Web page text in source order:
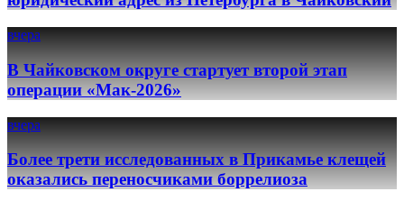
вчера
В Чайковском округе стартует второй этап
операции «Мак-2026»
вчера
Более трети исследованных в Прикамье клещей
оказались переносчиками боррелиоза